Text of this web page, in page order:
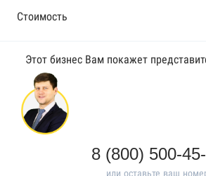
Стоимость
Этот бизнес Вам покажет
8 (800) 500-
или оставьте ваш